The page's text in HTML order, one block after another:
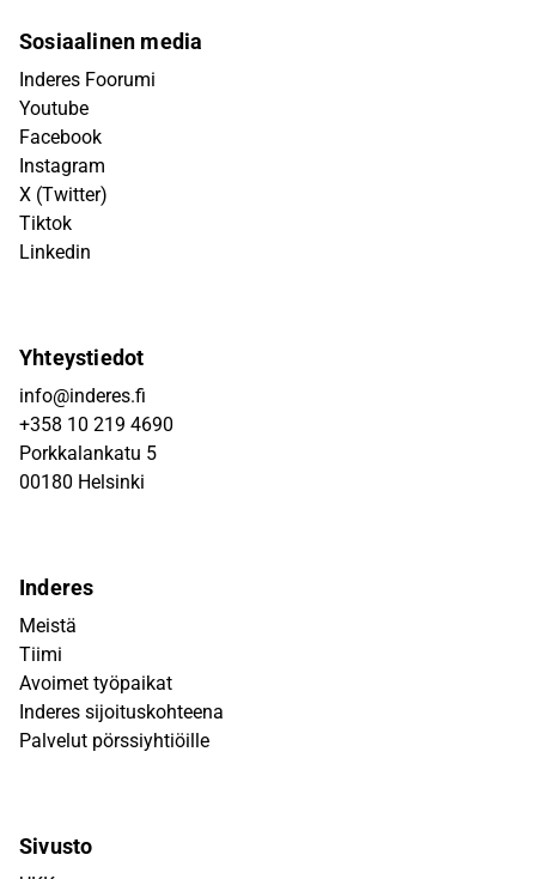
Sosiaalinen media
Inderes Foorumi
Youtube
Facebook
Instagram
X (Twitter)
Tiktok
Linkedin
Yhteystiedot
info@inderes.fi
+358 10 219 4690
Porkkalankatu 5
00180 Helsinki
Inderes
Meistä
Tiimi
Avoimet työpaikat
Inderes sijoituskohteena
Palvelut pörssiyhtiöille
Sivusto